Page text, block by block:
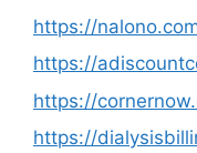
https://
https://
https://
https://